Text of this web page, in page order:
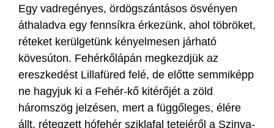
Egy vadregényes, ördögszántásos ösvényen
áthaladva egy fennsíkra érkezünk, ahol töbröket,
réteket kerülgetünk kényelmesen járható
kövesúton. Fehérkőlápán megkezdjük az
ereszkedést Lillafüred felé, de előtte semmiképp
ne hagyjuk ki a Fehér-kő kitérőjét a zöld
háromszög jelzésen, mert a függőleges, élére
állt, rétegzett hófehér sziklafal tetejéről a Szinva-